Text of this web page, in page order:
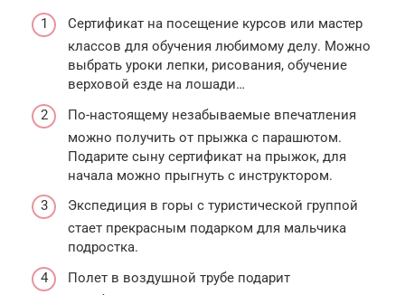
Сертификат на посещение курсов или мастер
классов для обучения любимому делу. Можно
выбрать уроки лепки, рисования, обучение
верховой езде на лошади…
По-настоящему незабываемые впечатления
можно получить от прыжка с парашютом.
Подарите сыну сертификат на прыжок, для
начала можно прыгнуть с инструктором.
Экспедиция в горы с туристической группой
стает прекрасным подарком для мальчика
подростка.
Полет в воздушной трубе подарит